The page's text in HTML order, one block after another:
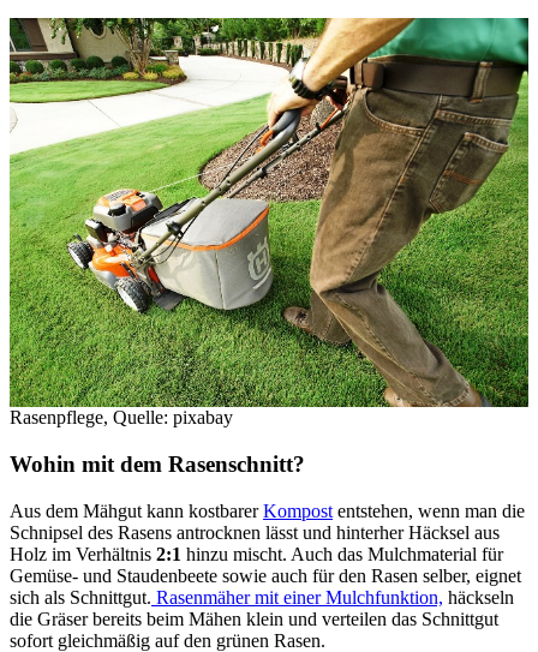
Rasenpflege, Quelle: pixabay
Wohin mit dem Rasenschnitt?
Aus dem Mähgut kann kostbarerKompost entstehen, wenn man die
Schnipsel des Rasens antrocknen lässt und hinterher Häcksel aus
Holz im Verhältnis 2:1 hinzu mischt. Auch das Mulchmaterial für
Gemüse- und Staudenbeete sowie auch für den Rasen selber, eignet
sich als Schnittgut. Rasenmäher mit einer Mulchfunktion, häckseln
die Gräser bereits beim Mähen klein und verteilen das Schnittgut
sofort gleichmäßig auf den grünen Rasen.